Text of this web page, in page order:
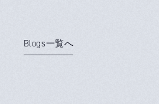
Blogs一覧へ